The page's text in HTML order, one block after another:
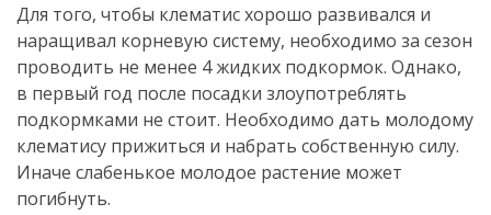
Для того, чтобы клематис хорошо развивался и
наращивал корневую систему, необходимо за сезон
проводить не менее 4 жидких подкормок. Однако,
в первый год после посадки злоупотреблять
подкормками не стоит. Необходимо дать молодому
клематису прижиться и набрать собственную силу.
Иначе слабенькое молодое растение может
погибнуть.